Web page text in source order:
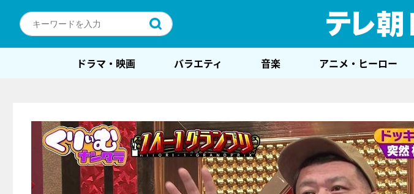
ドラマ・映画 バラエティ 音楽 アニメ・ヒーロー